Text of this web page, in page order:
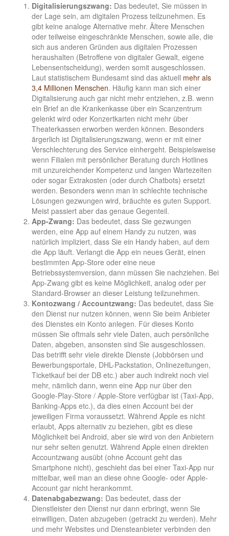
Digitalisierungszwang: Das bedeutet, Sie müssen in
der Lage sein, am digitalen Prozess teilzunehmen. Es
gibt keine analoge Alternative mehr. Ältere Menschen
oder teilweise eingeschränkte Menschen, sowie alle, die
sich aus anderen Gründen aus digitalen Prozessen
heraushalten (Betroffene von digitaler Gewalt, eigene
Lebensentscheidung), werden somit ausgeschlossen.
Laut statistischem Bundesamt sind das aktuell mehr als
3,4 Millionen Menschen. Häufig kann man sich einer
Digitalisierung auch gar nicht mehr entziehen, z.B. wenn
ein Brief an die Krankenkasse über ein Scanzentrum
gelenkt wird oder Konzertkarten nicht mehr über
Theaterkassen erworben werden können. Besonders
ärgerlich ist Digitalisierungszwang, wenn er mit einer
Verschlechterung des Service einhergeht. Beispielsweise
wenn Filialen mit persönlicher Beratung durch Hotlines
mit unzureichender Kompetenz und langen Wartezeiten
oder sogar Extrakosten (oder durch Chatbots) ersetzt
werden. Besonders wenn man in schlechte technische
Lösungen gezwungen wird, bräuchte es guten Support.
Meist passiert aber das genaue Gegenteil.
App-Zwang: Das bedeutet, dass Sie gezwungen
werden, eine App auf einem Handy zu nutzen, was
natürlich impliziert, dass Sie ein Handy haben, auf dem
die App läuft. Verlangt die App ein neues Gerät, einen
bestimmten App-Store oder eine neue
Betriebssystemversion, dann müssen Sie nachziehen. Bei
App-Zwang gibt es keine Möglichkeit, analog oder per
Standard-Browser an dieser Leistung teilzunehmen.
Kontozwang / Accountzwang: Das bedeutet, dass Sie
den Dienst nur nutzen können, wenn Sie beim Anbieter
des Dienstes ein Konto anlegen. Für dieses Konto
müssen Sie oftmals sehr viele Daten, auch persönliche
Daten, abgeben, ansonsten sind Sie ausgeschlossen.
Das betrifft sehr viele direkte Dienste (Jobbörsen und
Bewerbungsportale, DHL-Packstation, Onlinezeitungen,
Ticketkauf bei der DB etc.) aber auch indirekt noch viel
mehr, nämlich dann, wenn eine App nur über den
Google-Play-Store / Apple-Store verfügbar ist (Taxi-App,
Banking-Apps etc.), da dies einen Account bei der
jeweiligen Firma voraussetzt. Während Apple es nicht
erlaubt, Apps alternativ zu beziehen, gibt es diese
Möglichkeit bei Android, aber sie wird von den Anbietern
nur sehr selten genutzt. Während Apple einen direkten
Accountzwang ausübt (ohne Account geht das
Smartphone nicht), geschieht das bei einer Taxi-App nur
mittelbar, weil man an diese ohne Google- oder Apple-
Account gar nicht herankommt.
Datenabgabezwang: Das bedeutet, dass der
Dienstleister den Dienst nur dann erbringt, wenn Sie
einwilligen, Daten abzugeben (getrackt zu werden). Mehr
und mehr Websites und Diensteanbieter verbinden den